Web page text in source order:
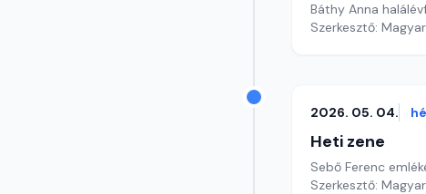
Báthy Anna
Szerkesztő:
2026. 05. 04.
Heti zene
Sebő Ferenc
Szerkesztő: